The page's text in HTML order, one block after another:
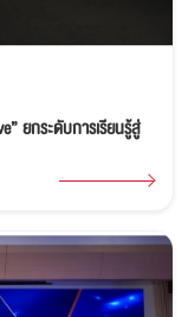
ยกระดับการเรียนรู้สู่